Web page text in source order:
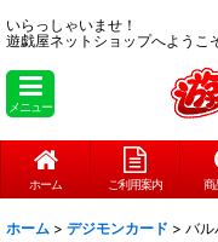
いらっしゃいませ！
遊戯屋ネットショップへようこ
メニュー
ホーム ご利用案内 商
ホーム > デジモンカード > バ